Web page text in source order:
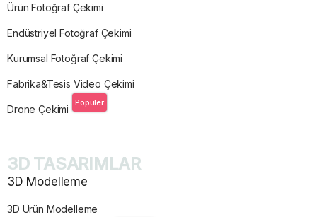
Ürün Fotoğraf Çekimi
Endüstriyel Fotoğraf Çekimi
Kurumsal Fotoğraf Çekimi
Fabrika&Tesis Video Çekimi
Drone Çekimi
Popüler
3D TASARIMLAR
3D Modelleme
3D Ürün Modelleme